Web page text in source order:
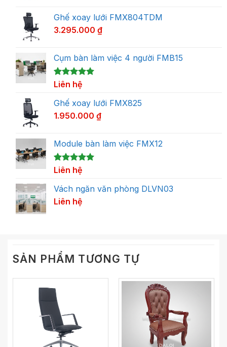
Ghế xoay lưới FMX804TDM
3.295.000 ₫
Cụm bàn làm việc 4 người FMB15
5.00trên 5
dựa trên
1
đánh giá
Liên hệ
Ghế xoay lưới FMX825
1.950.000 ₫
Module bàn làm việc FMX12
5.00trên 5
dựa trên
1
đánh giá
Liên hệ
Vách ngăn văn phòng DLVN03
Liên hệ
SẢN PHẨM TƯƠNG TỰ